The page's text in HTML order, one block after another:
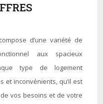
d’une variété de
aux spacieux
type de logement
et inconvénients, qu’il est
vos besoins et de votre